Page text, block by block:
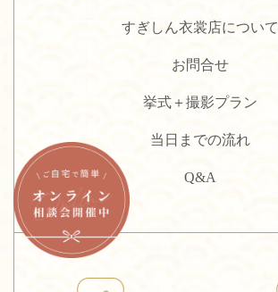
すぎしん衣裳店について
お問合せ
挙式＋撮影プラン
当日までの流れ
Q&A